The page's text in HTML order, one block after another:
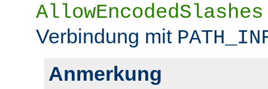
AllowEncodedSlashes
Verbindung mit
Anmerkung